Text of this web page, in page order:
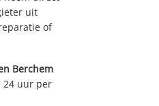
uit
of
Berchem
24 uur per